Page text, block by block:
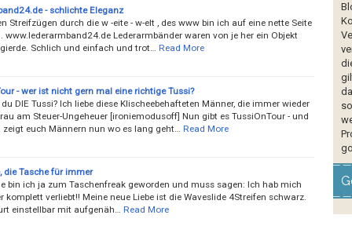
- schlichte Eleganz
Streifzügen durch die w -eite - w-elt , des www bin ich auf eine nette Seite
www.lederarmband24.de Lederarmbänder waren von je her ein Objekt
Schlich und einfach und trot…
Read More
- wer ist nicht gern mal eine richtige Tussi?
DIE Tussi? Ich liebe diese Klischeebehafteten Männer, die immer wieder
am Steuer-Ungeheuer [ironiemodusoff] Nun gibt es TussiOnTour - und
zeigt euch Männern nun wo es lang geht…
Read More
die Tasche für immer
bin ich ja zum Taschenfreak geworden und muss sagen: Ich hab mich
komplett verliebt!! Meine neue Liebe ist die Waveslide 4Streifen schwarz.
einstellbar mit aufgenäh…
Read More